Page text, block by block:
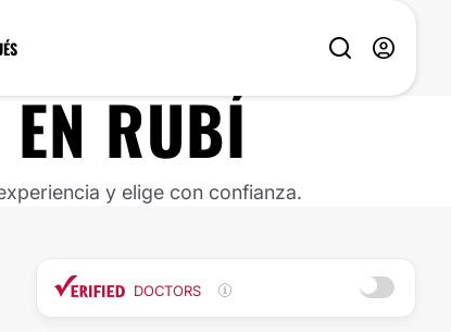
EN RUBÍ
y elige con confianza.
DOCTORS